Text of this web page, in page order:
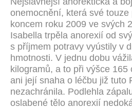
onemocnění, která své touze
koncem roku 2009 ve svých
Isabella trpěla anorexií od
s příjmem potravy vyústily v
hmotnosti. V jednu dobu
kilogramů, a to při výšce 165
ani její snaha o léčbu již tuto
nezachránila. Podlehla
oslabené tělo anorexií